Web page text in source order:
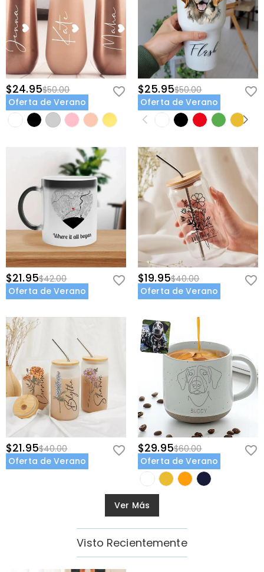
$24.95$50.00
Oferta de Verano
$25.95$50.00
Oferta de Verano
$21.95$42.00
Oferta de Verano
$19.95$40.00
Oferta de Verano
$21.95$40.00
Oferta de Verano
$29.95$60.00
Oferta de Verano
Ver Más
Visto Recientemente